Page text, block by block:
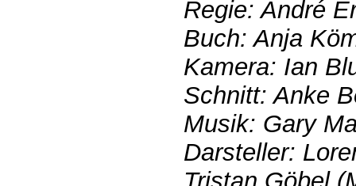
Regie: André
Buch: Anja
Kamera: Ian
Schnitt: Anke
Musik: Gary
Darsteller:
Tristan Göbel